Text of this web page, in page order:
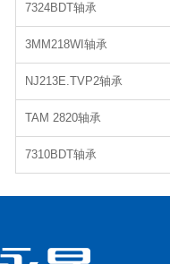
7324BDT轴承
3MM218WI轴承
NJ213E.TVP2轴承
TAM 2820轴承
7310BDT轴承